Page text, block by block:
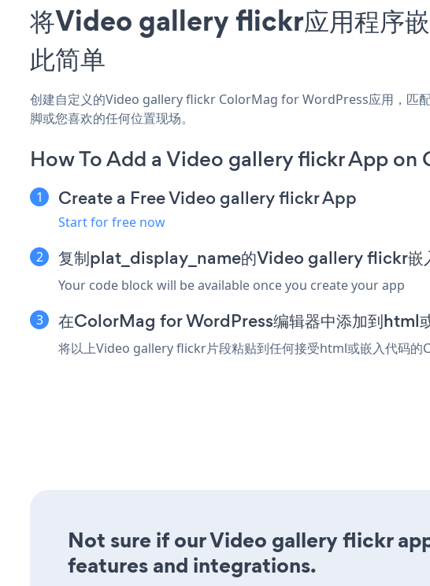
将Video gallery flickr应用程序
此简单
创建自定义的Video gallery flickr ColorMag for WordPress应用，匹
脚或您喜欢的任何位置现场。
How To Add a Video gallery flickr App on
Create a Free Video gallery flickr App
Start for free now
复制plat_display_name的Video gallery flickr嵌
Your code block will be available once you create your app
在ColorMag for WordPress编辑器中添加到html
将以上Video gallery flickr片段粘贴到任何接受html或嵌入代码
Not sure if our Video gallery flickr
features and integrations.